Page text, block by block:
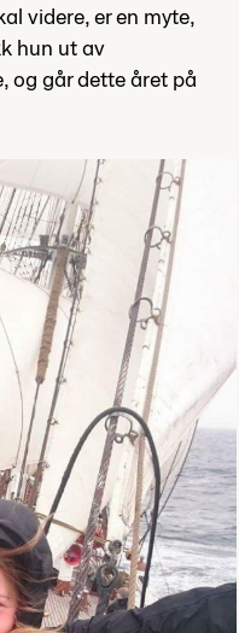
videre, er en myte,
hun ut av
og går dette året på